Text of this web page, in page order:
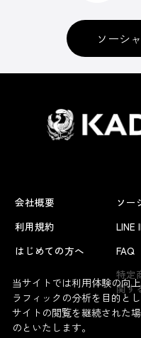
ソーシ
会社概要
利用規約
はじめての方へ
ソー
LINE
FAQ
特定
関す
当サイトでは利用体験の向
ラフィックの分析を目的と
サイトの閲覧を継続された
のといたします。